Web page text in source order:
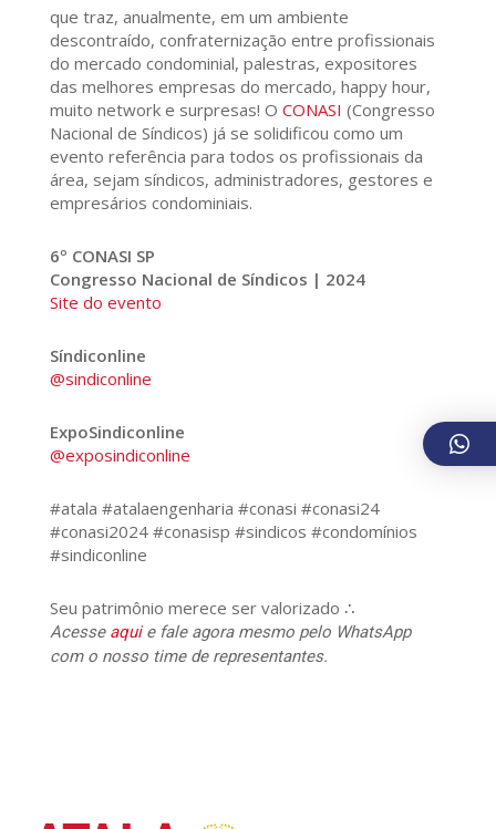
que traz, anualmente, em um ambiente
descontraído, confraternização entre profissionais
do mercado condominial, palestras, expositores
das melhores empresas do mercado, happy hour,
muito network e surpresas! O CONASI (Congresso
Nacional de Síndicos) já se solidificou como um
evento referência para todos os profissionais da
área, sejam síndicos, administradores, gestores e
empresários condominiais.
6º CONASI SP
Congresso Nacional de Síndicos | 2024
Site do evento
Síndiconline
@sindiconline
ExpoSindiconline
@exposindiconline
#atala #atalaengenharia #conasi #conasi24
#conasi2024 #conasisp #sindicos #condomínios
#sindiconline
Seu patrimônio merece ser valorizado ∴
Acesse aquie fale agora mesmo pelo WhatsApp
com o nosso time de representantes.